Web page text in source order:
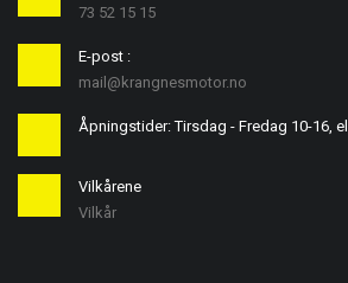
73 52 15 15
E-post :
mail@krangnesmotor.no
Åpningstider: Tirsdag - Fredag 10-16,
Vilkårene
Vilkår